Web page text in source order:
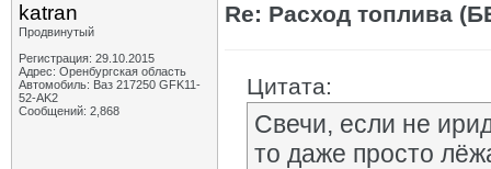
katran
Продвинутый
Регистрация: 29.10.2015
Адрес: Оренбургская область
Автомобиль: Ваз 217250 GFK11-
52-AK2
Сообщений: 2,868
Re: Расход топлива
Цитата:
Свечи, если не
то даже просто